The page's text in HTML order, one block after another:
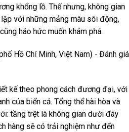
khổng lồ. Thế nhưng, không gian
với những mảng màu sôi động,
háo hức muốn khám phá.
kế theo phong cách đương đại, với
của biển cả. Tổng thể hài hòa và
tầng trệt là không gian dưới đáy
hàng sẽ có trải nghiệm như đến